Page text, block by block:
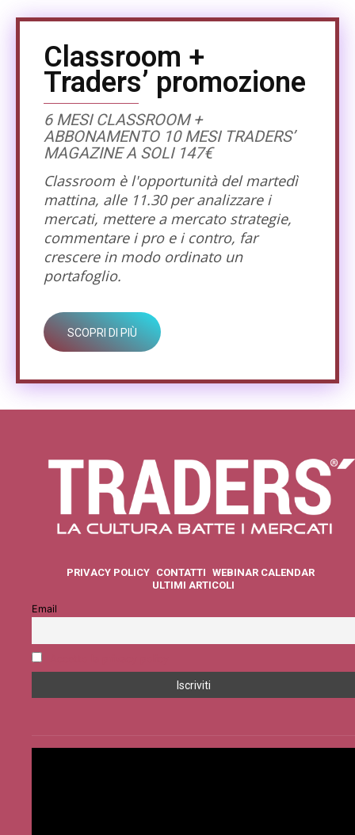
Classroom +
Traders’ promozione
6 MESI CLASSROOM +
ABBONAMENTO 10 MESI TRADERS’
MAGAZINE A SOLI 147€
Classroom è l'opportunità del martedì
mattina, alle 11.30 per analizzare i
mercati, mettere a mercato strategie,
commentare i pro e i contro, far
crescere in modo ordinato un
portafoglio.
SCOPRI DI PIÙ
PRIVACY POLICY CONTATTI WEBINAR CALENDAR
ULTIMI ARTICOLI
Email